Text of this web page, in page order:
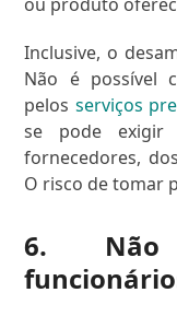
Inclusive, o
Não é possível
pelos serviços
se pode exigir
fornecedores,
O risco de tomar
6. Não